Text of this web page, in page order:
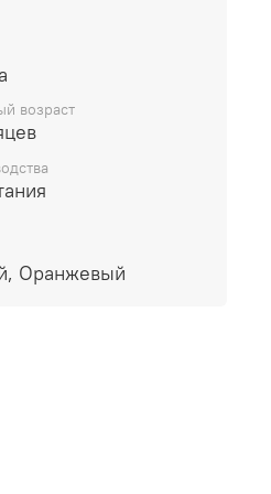
Медовый глинтвейн и
стирать
возраст
Оранжевый